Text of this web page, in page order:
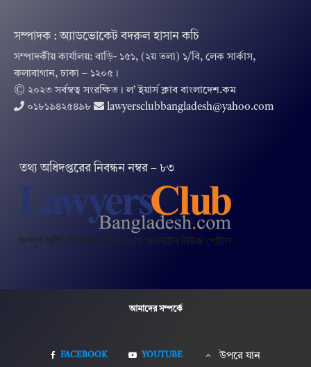
সম্পাদক : অ্যাডভোকেট বদরুল হাসান কচি
সম্পাদকীয় কার্যালয়: বাড়ি- ১৫১, (২য় তলা) ১/বি, লেক সার্কাস,
কলাবাগান, ঢাকা – ১২০৫।
© ২০২৩ সর্বস্বত্ব সংরক্ষিত । ল’ ইয়ার্স ক্লাব বাংলাদেশ.কম
০১৮১৯৪২৫৪৯৮
lawyersclubbangladesh@yahoo.com
তথ‌্য অ‌ধিদপ্ত‌রের নিবন্ধন নম্বর – ৮৩
আমাদের সম্পর্কে
FACEBOOK YOUTUBE উপরে যান